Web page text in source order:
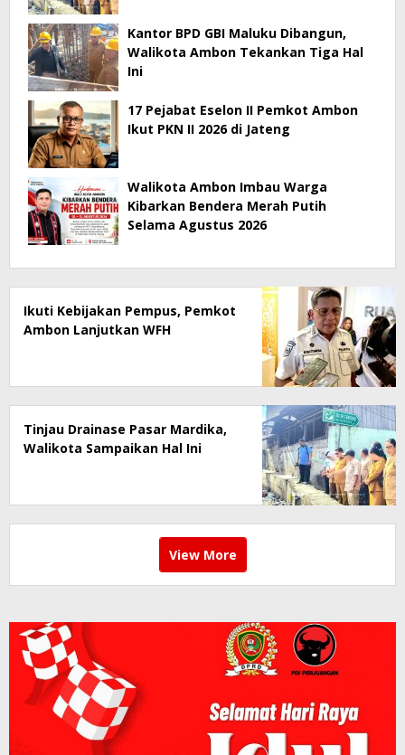
Kantor BPD GBI Maluku Dibangun,
Walikota Ambon Tekankan Tiga Hal
Ini
17 Pejabat Eselon II Pemkot Ambon
Ikut PKN II 2026 di Jateng
Walikota Ambon Imbau Warga
Kibarkan Bendera Merah Putih
Selama Agustus 2026
Ikuti Kebijakan Pempus, Pemkot
Ambon Lanjutkan WFH
Tinjau Drainase Pasar Mardika,
Walikota Sampaikan Hal Ini
View More